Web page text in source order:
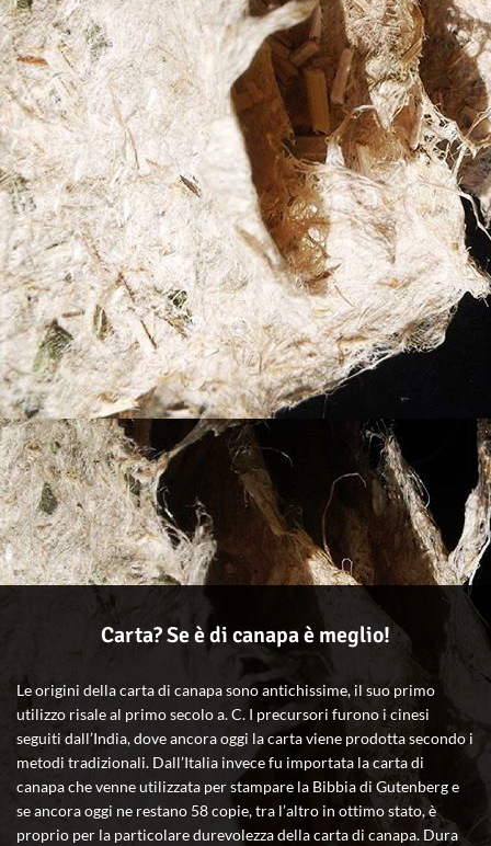
Carta? Se è di canapa è meglio!
Le origini della carta di canapa sono antichissime, il suo primo
utilizzo risale al primo secolo a. C. I precursori furono i cinesi
seguiti dall’India, dove ancora oggi la carta viene prodotta secondo i
metodi tradizionali. Dall’Italia invece fu importata la carta di
canapa che venne utilizzata per stampare la Bibbia di Gutenberg e
se ancora oggi ne restano 58 copie, tra l’altro in ottimo stato, è
proprio per la particolare durevolezza della carta di canapa. Dura